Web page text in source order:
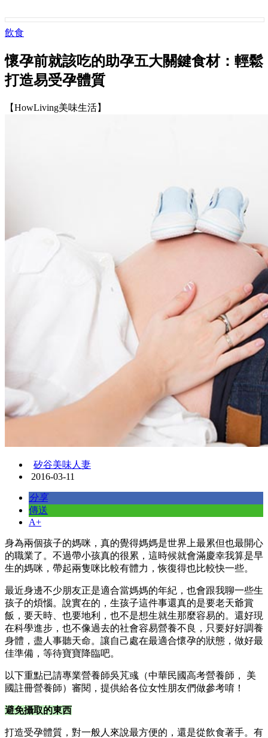
飲食
懷孕前就該吃的助孕五大關鍵食材：輕鬆
打造易受孕體質
【HowLiving美味生活】
矽谷美味人妻
2016-03-11
分享
傳送
A+
身為兩個孩子的媽咪，真的覺得媽媽是世界上最累但也最開心
的職業了。不過帶小孩真的很累，這時候就會滿慶幸我算是早
生的媽咪，帶起兩隻咪比較有體力，恢復得也比較快一些。
最近身邊不少朋友正是適合當媽媽的年紀，也會跟我聊一些生
孩子的煩惱。說實在的，生孩子這件事還真的是要老天爺賞
飯，要天時、也要地利，也不是想生就生那麼容易的。還好現
在科學進步，也不像過去的社會容易營養不良，只要好好調養
身體，盡人事聽天命。讓自己處在最適合懷孕的狀態，做好最
佳準備，等待寶寶降臨吧。
以下重點已請專業營養師吳芃彧（中華民國高考營養師， 美
國註冊營養師）審閱，提供給各位女性朋友們做參考唷！
避免攝取的東西
打造受孕體質，對一般人來說最方便的，還是從飲食著手。有